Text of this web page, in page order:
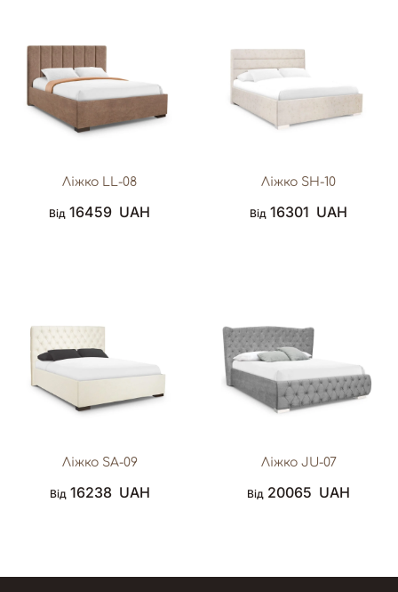
Ліжко LL-08
Від 16459 UAH
Ліжко SH-10
Від 16301 UAH
Ліжко SA-09
Від 16238 UAH
Ліжко JU-07
Від 20065 UAH